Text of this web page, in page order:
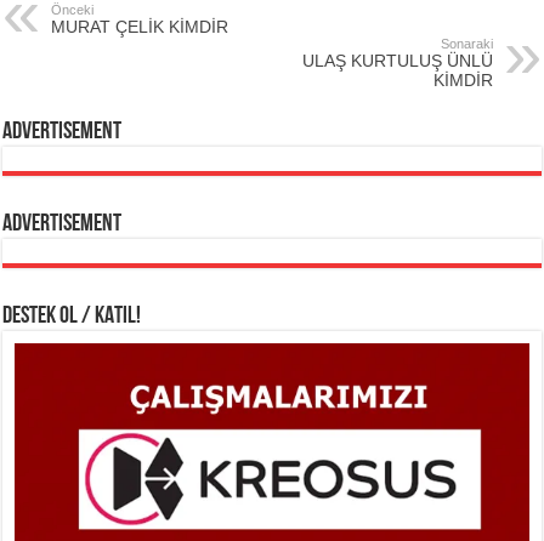
Önceki
MURAT ÇELİK KİMDİR
Sonaraki
ULAŞ KURTULUŞ ÜNLÜ
KİMDİR
Advertisement
Advertisement
DESTEK OL / KATIL!